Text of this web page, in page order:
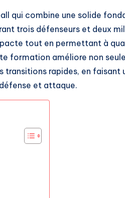
qui combine une solide
trois défenseurs et deux
tout en permettant à
formation améliore non
transitions rapides, en faisant
et attaque.